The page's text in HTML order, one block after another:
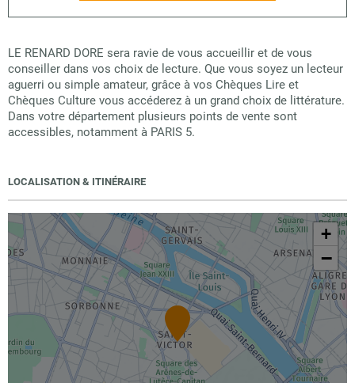
LE RENARD DORE sera ravie de vous accueillir et de vous
conseiller dans vos choix de lecture. Que vous soyez un lecteur
aguerri ou simple amateur, grâce à vos Chèques Lire et
Chèques Culture vous accéderez à un grand choix de littérature.
Dans votre département plusieurs points de vente sont
accessibles, notamment à PARIS 5.
LOCALISATION & ITINÉRAIRE
+
−